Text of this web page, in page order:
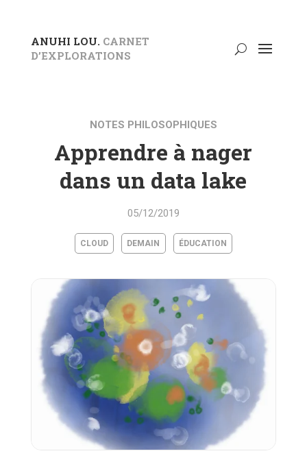
ANUHI LOU. CARNET
D’EXPLORATIONS
NOTES PHILOSOPHIQUES
Apprendre à nager
dans un data lake
05/12/2019
CLOUD DEMAIN ÉDUCATION